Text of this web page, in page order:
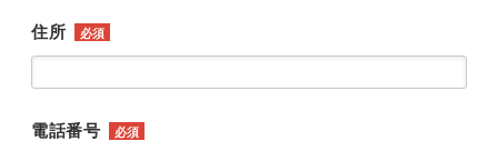
住所 必須
電話番号 必須